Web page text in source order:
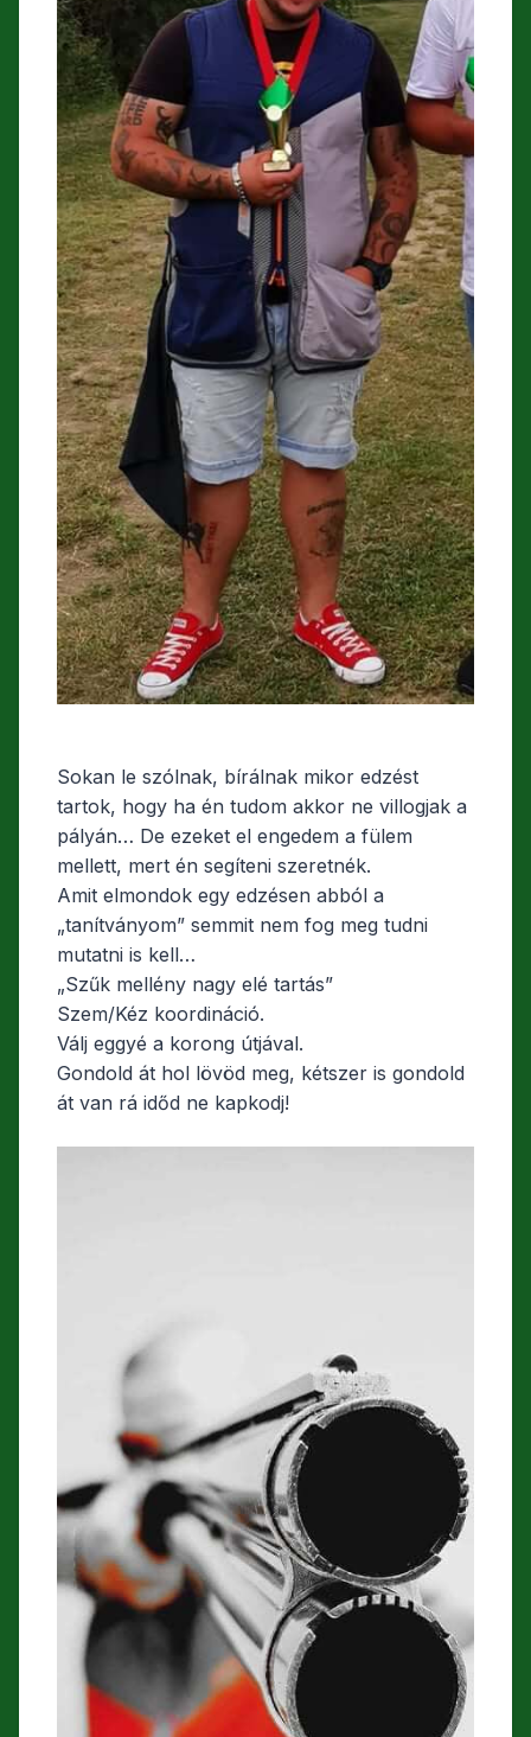
Sokan le szólnak, bírálnak mikor edzést
tartok, hogy ha én tudom akkor ne villogjak a
pályán… De ezeket el engedem a fülem
mellett, mert én segíteni szeretnék.
Amit elmondok egy edzésen abból a
„tanítványom” semmit nem fog meg tudni
mutatni is kell…
„Szűk mellény nagy elé tartás”
Szem/Kéz koordináció.
Válj eggyé a korong útjával.
Gondold át hol lövöd meg, kétszer is gondold
át van rá időd ne kapkodj!